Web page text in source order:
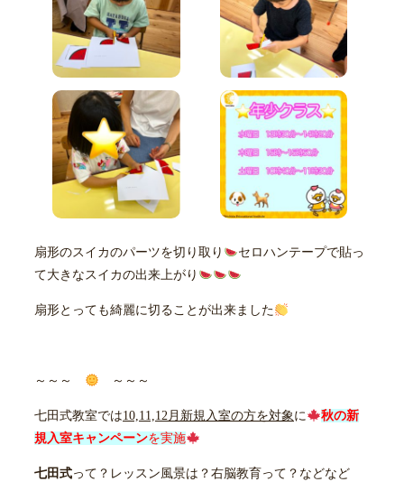
扇形のスイカのパーツを切り取り
セロハンテープで貼っ
て大きなスイカの出来上がり
扇形とっても綺麗に切ることが出来ました
～～～ ～～～
七田式教室では10,11,12月新規入室の方を対象に
秋の新
規入室キャンペーンを実施
七田式って？レッスン風景は？右脳教育って？などなど